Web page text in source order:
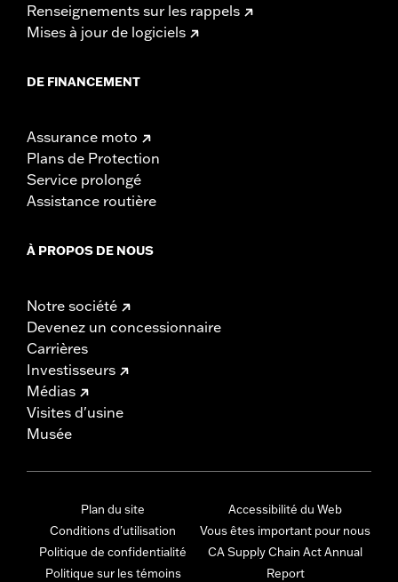
Renseignements sur les rappels
Mises à jour de logiciels
DE FINANCEMENT
Assurance moto
Plans de Protection
Service prolongé
Assistance routière
À PROPOS DE NOUS
Notre société
Devenez un concessionnaire
Carrières
Investisseurs
Médias
Visites d'usine
Musée
Plan du site
Conditions d'utilisation
Politique de confidentialité
Politique sur les témoins
Accessibilité du Web
Vous êtes important pour nous
CA Supply Chain Act Annual
Report